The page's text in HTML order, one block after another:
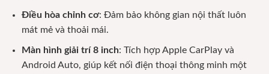
Điều hòa chỉnh cơ: Đảm bảo không gian nội thất luôn
mát mẻ và thoải mái.
Màn hình giải trí 8 inch: Tích hợp Apple CarPlay và
Android Auto, giúp kết nối điện thoại thông minh một